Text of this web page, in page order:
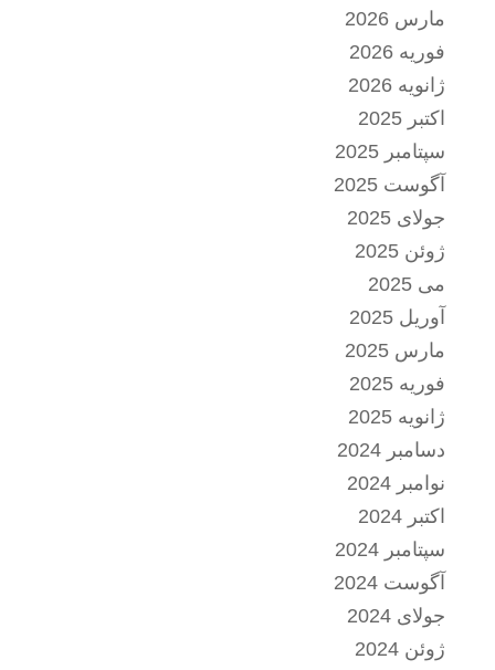
مارس 2026
فوریه 2026
ژانویه 2026
اکتبر 2025
سپتامبر 2025
آگوست 2025
جولای 2025
ژوئن 2025
می 2025
آوریل 2025
مارس 2025
فوریه 2025
ژانویه 2025
دسامبر 2024
نوامبر 2024
اکتبر 2024
سپتامبر 2024
آگوست 2024
جولای 2024
ژوئن 2024